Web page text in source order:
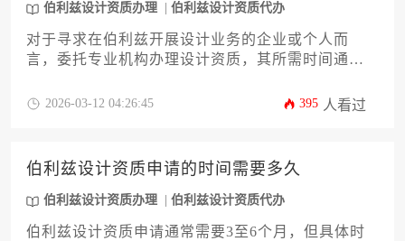
伯利兹设计资质办理 伯利兹设计资质代办
对于寻求在伯利兹开展设计业务的企业或个人而
言，委托专业机构办理设计资质，其所需时间通常
备度、官方审核流程以及所选择代办服务商的专业
2026-03-12 04:26:45 395 人看过
伯利兹设计资质申请的时间需要多久
伯利兹设计资质办理 伯利兹设计资质代办
伯利兹设计资质申请通常需要3至6个月，但具体时